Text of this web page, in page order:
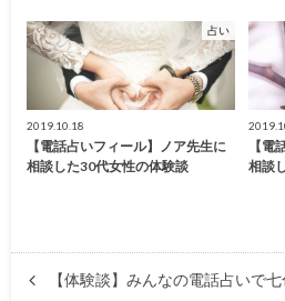
占い
2019.10.18
【電話占いフィール】ノア先生に
相談した30代女性の体験談
【電
相談
【体験談】みんなの電話占いで